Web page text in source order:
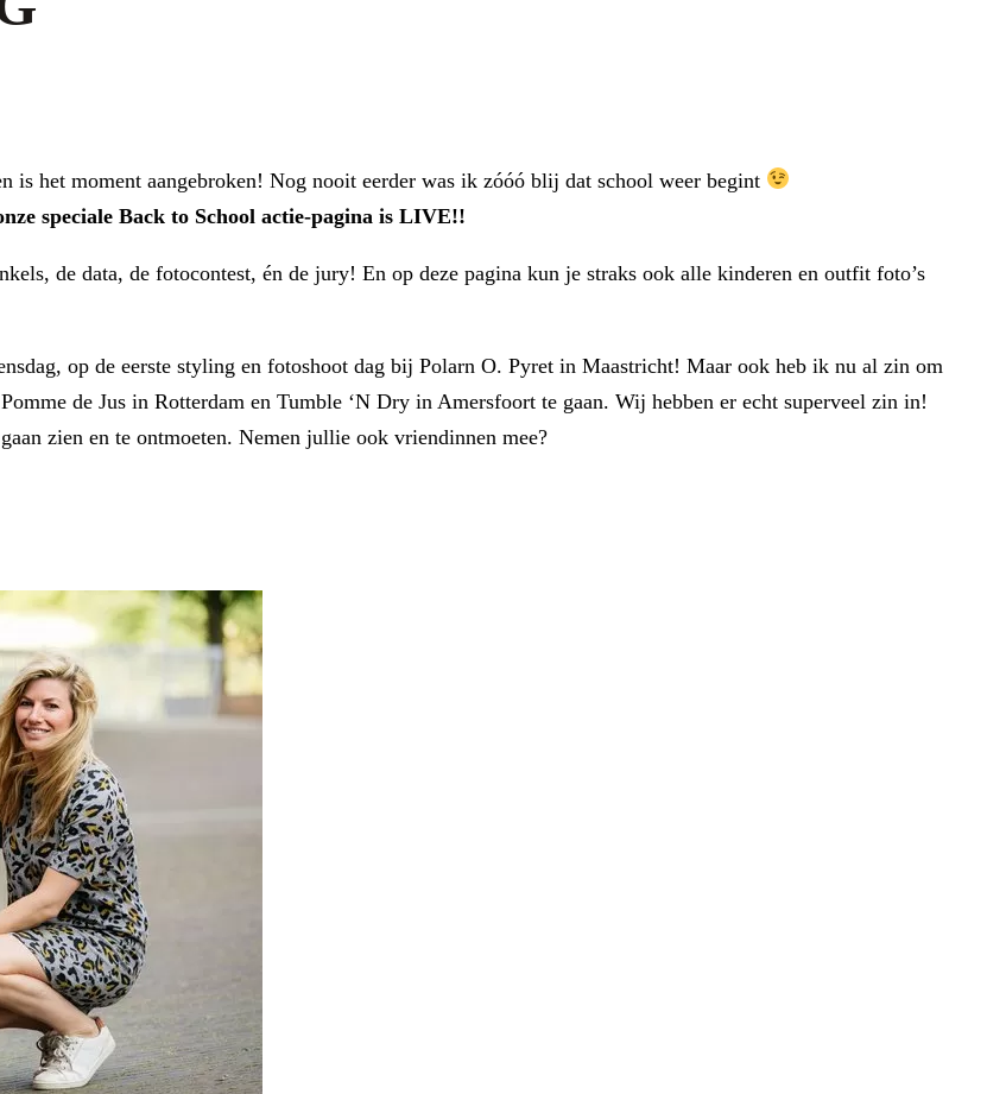
is het moment aangebroken! Nog nooit eerder was ik zóóó blij dat school weer begint
speciale Back to School actie-pagina is LIVE!!
de data, de fotocontest, én de jury! En op deze pagina kun je straks ook alle kinderen en outfit foto’s
op de eerste styling en fotoshoot dag bij Polarn O. Pyret in Maastricht! Maar ook heb ik nu al zin om
de Jus in Rotterdam en Tumble ‘N Dry in Amersfoort te gaan. Wij hebben er echt superveel zin in!
zien en te ontmoeten. Nemen jullie ook vriendinnen mee?